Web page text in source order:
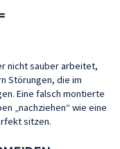
nicht sauber arbeitet,
Störungen, die im
Eine falsch montierte
„nachziehen“ wie eine
sitzen.